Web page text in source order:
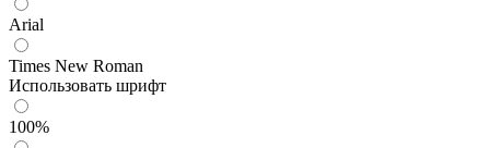
Arial
Times New Roman
Использовать шрифт
100%